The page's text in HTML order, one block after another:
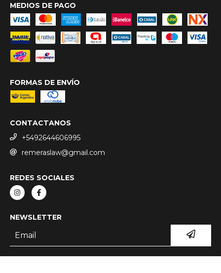
MEDIOS DE PAGO
FORMAS DE ENVÍO
CONTACTANOS
+5492644606995
remeraslaw@gmail.com
REDES SOCIALES
NEWSLETTER